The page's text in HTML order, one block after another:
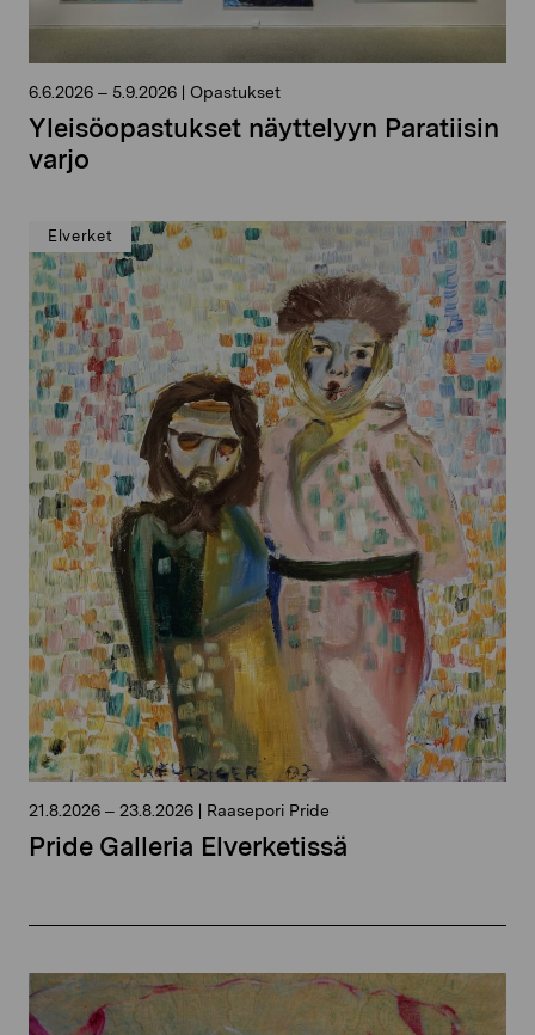
6.6.2026 – 5.9.2026 | Opastukset
Yleisöopastukset näyttelyyn Paratiisin
varjo
Elverket
21.8.2026 – 23.8.2026 | Raasepori Pride
Pride Galleria Elverketissä